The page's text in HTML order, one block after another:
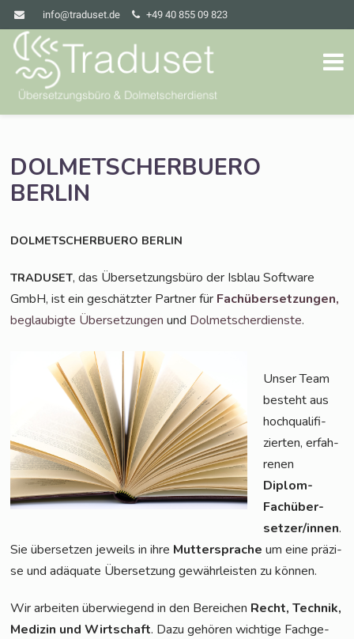
info@traduset.de +49 40 855 09 823
DOLMETSCHERBUERO
BERLIN
DOLMETSCHERBUERO BERLIN
TRADUSET, das Über­set­zungs­bü­ro der Isblau Soft­ware
GmbH, ist ein geschätz­ter Part­ner für Fach­über­set­zun­gen,
beglau­big­te Über­set­zun­gen und Dol­met­scher­diens­te.
Unser Team
besteht aus
hoch­qua­li­fi­
zier­ten, erfah­
re­nen
Diplom-
Fach­über­
set­zer/in­nen.
Sie über­set­zen jeweils in ihre Mut­ter­spra­che um eine prä­zi­
se und adäqua­te Über­set­zung gewähr­leis­ten zu können.
Wir arbei­ten über­wie­gend in den Berei­chen Recht, Tech­nik,
Medi­zin und Wirt­schaft. Dazu gehö­ren wich­ti­ge Fach­ge­